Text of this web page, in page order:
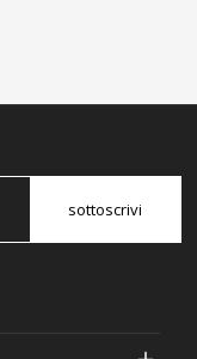
sottoscrivi